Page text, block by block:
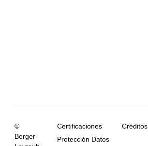
©
Berger-
Certificaciones
Créditos
Protección Datos